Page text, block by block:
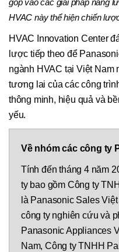
góp vào các giải pháp năng
HVAC này thể hiện chiến
HVAC Innovation Center
lược tiếp theo để
ngành HVAC tại Việt Nam
tương lai của các công
thông minh, hiệu quả và
yếu.
Về nhóm các công ty
Tính đến tháng 4 năm
ty bao gồm Công ty
là Panasonic Sales
công ty nghiên cứu và
Panasonic Appliances
Nam, Công ty TNHH